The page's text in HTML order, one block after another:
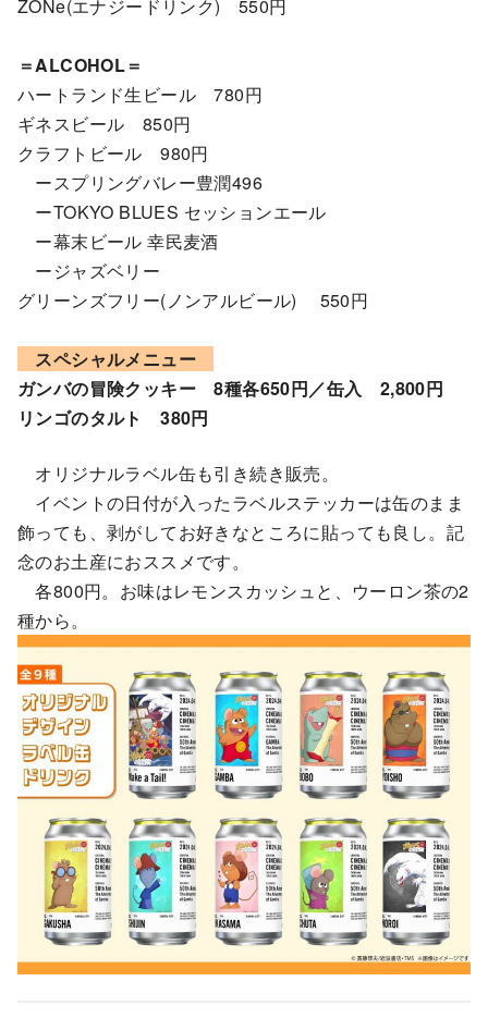
ZONe(エナジードリンク) 550円
＝ALCOHOL＝
ハートランド生ビール 780円
ギネスビール 850円
クラフトビール 980円
ースプリングバレー豊潤496
ーTOKYO BLUES セッションエール
ー幕末ビール 幸民麦酒
ージャズベリー
グリーンズフリー(ノンアルビール) 550円
スペシャルメニュー
ガンバの冒険クッキー 8種各650円／缶入 2,800円
リンゴのタルト 380円
オリジナルラベル缶も引き続き販売。
イベントの日付が入ったラベルステッカーは缶のまま
飾っても、剥がしてお好きなところに貼っても良し。記
念のお土産におススメです。
各800円。お味はレモンスカッシュと、ウーロン茶の2
種から。